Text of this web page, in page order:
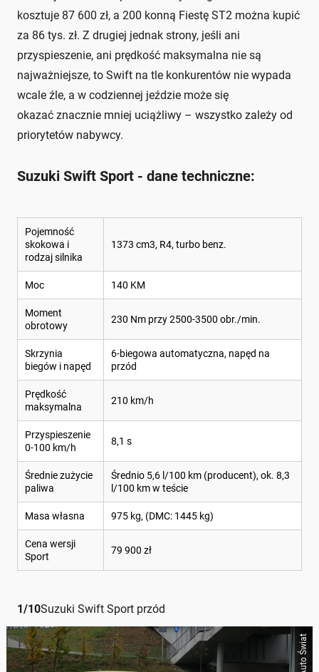
kosztuje 87 600 zł, a 200 konną Fiestę ST2 można kupić
za 86 tys. zł. Z drugiej jednak strony, jeśli ani
przyspieszenie, ani prędkość maksymalna nie są
najważniejsze, to Swift na tle konkurentów nie wypada
wcale źle, a w codziennej jeździe może się
okazać znacznie mniej uciążliwy – wszystko zależy od
priorytetów nabywcy.
Suzuki Swift Sport - dane techniczne:
Pojemność
skokowa i
rodzaj silnika
1373 cm3, R4, turbo benz.
Moc 140 KM
Moment
obrotowy
230 Nm przy 2500-3500 obr./min.
Skrzynia
biegów i napęd
6-biegowa automatyczna, napęd na
przód
Prędkość
maksymalna
210 km/h
Przyspieszenie
0-100 km/h
8,1 s
Średnie zużycie
paliwa
Średnio 5,6 l/100 km (producent), ok. 8,3
l/100 km w teście
Masa własna 975 kg, (DMC: 1445 kg)
Cena wersji
Sport
79 900 zł
1/10Suzuki Swift Sport przód